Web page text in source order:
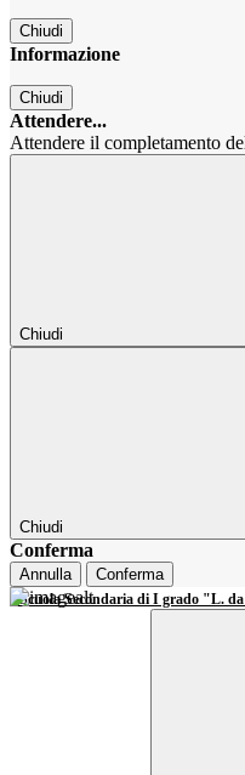
Chiudi
Informazione
Chiudi
Attendere...
Attendere il completamento
Chiudi
Chiudi
Conferma
Annulla Conferma
Scuola Secondaria di I grado "L.